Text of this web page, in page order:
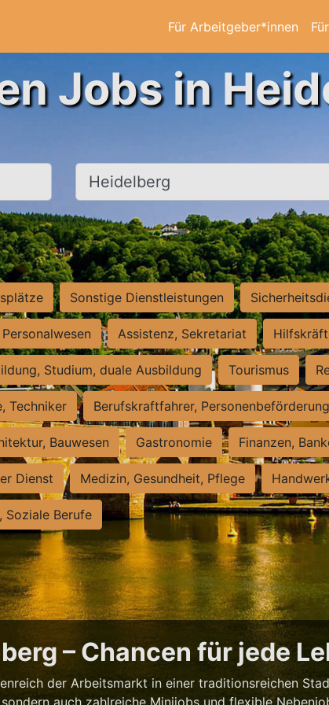
Für Arbeitgeber*innen
Jobs in
Ort, Stadt
Sonstige Dienstleistungen
Personalwesen Assistenz, Sekretariat
Studium, duale Ausbildung Tourismus
Techniker Berufskraftfahrer, Personenbeförderung
Bauwesen Gastronomie Finanzen,
Dienst Medizin, Gesundheit, Pflege
Soziale Berufe
– Chancen für jede
der Arbeitsmarkt in einer traditionsreichen